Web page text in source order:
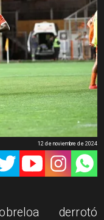
12 de noviembre de 2024
derrotó